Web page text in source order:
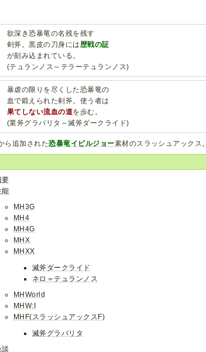
欲深き恐暴竜の名残を残す
剣斧。黒皮の刀身には歴戦の証
が刻み込まれている。
(テュランノス～テラーテュランノス)
暴虐の限りを尽くした恐暴竜の
血で鍛えられた剣斧。使う者は
果てしない流血の道を歩む。
(業斧グラバリタ～滅斧ダークライド)
ら追加された恐暴竜イビルジョー素材のスラッシュアックス。
要
能
MH3G
MH4
MH4G
MHX
MHXX
滅斧ダークライド
ネロ＝テュランノス
MHWorld
MHW:I
MHF(スラッシュアックスF)
滅斧グラバリタ
談